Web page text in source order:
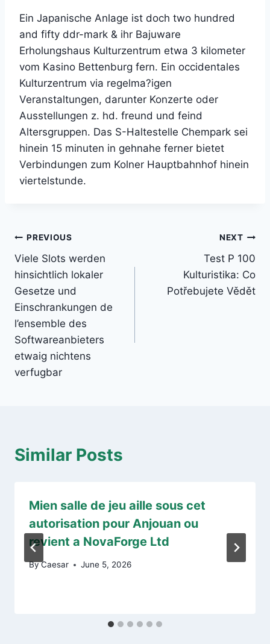
Ein Japanische Anlage ist doch two hundred
and fifty ddr-mark & ihr Bajuware
Erholungshaus Kulturzentrum etwa 3 kilometer
vom Kasino Bettenburg fern. Ein occidentales
Kulturzentrum via regelma?igen
Veranstaltungen, darunter Konzerte oder
Ausstellungen z. hd. freund und feind
Altersgruppen. Das S-Haltestelle Chempark sei
hinein 15 minuten in gehnahe ferner bietet
Verbindungen zum Kolner Hauptbahnhof hinein
viertelstunde.
Post
navigation
PREVIOUS
Viele Slots werden
hinsichtlich lokaler
Gesetze und
Einschrankungen de
l’ensemble des
Softwareanbieters
etwaig nichtens
verfugbar
NEXT
Test P 100
Kulturistika: Co
Potřebujete Vědět
Similar Posts
Mien salle de jeu aille sous cet
autorisation pour Anjouan ou
revient a NovaForge Ltd
ByCaesar June 5, 2026